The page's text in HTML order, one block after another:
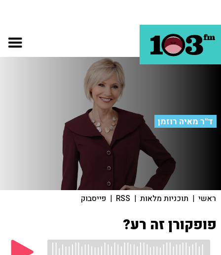
ד"ר מאיה רוזמן
ראשי | תוכניות מלאות |
RSS
| פייסבוק
פופקורן זה רע?